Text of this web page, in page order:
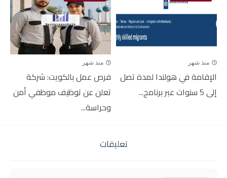
منذ شهر
الإقامة في هولندا لمدة تصل
إلى 5 سنوات عبر برنامج...
منذ شهر
فرص عمل بالكويت: شركة
تعلن عن توظيف موظفي أمن
وحراسة...
تعليقات